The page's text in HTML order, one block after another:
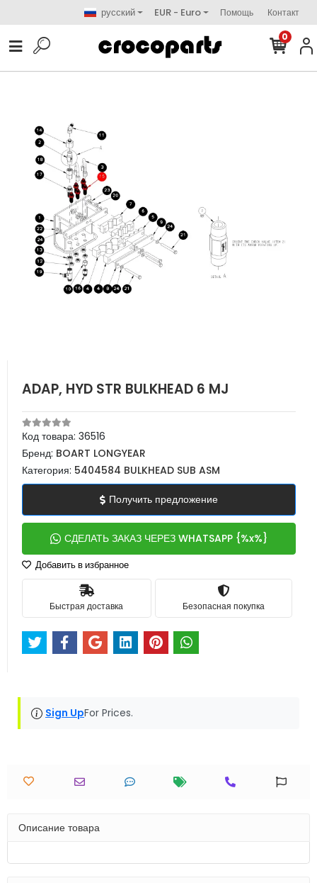
русский EUR - Euro Помощь Контакт
0
ADAP, HYD STR BULKHEAD 6 MJ
Код товара: 36516
Бренд: BOART LONGYEAR
Категория: 5404584 BULKHEAD SUB ASM
Получить предложение
СДЕЛАТЬ ЗАКАЗ ЧЕРЕЗ WHATSAPP {%x%}
Добавить в избранное
Быстрая доставка Безопасная покупка
Sign UpFor Prices.
Описание товара